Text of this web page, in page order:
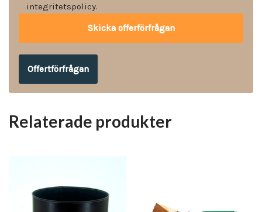
integritetspolicy.
Offertförfrågan
Relaterade produkter